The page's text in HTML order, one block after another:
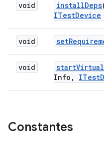
void installDeps
ITestDevice
void set
void start
Info , ITest
Constantes